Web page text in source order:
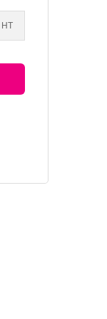
HT